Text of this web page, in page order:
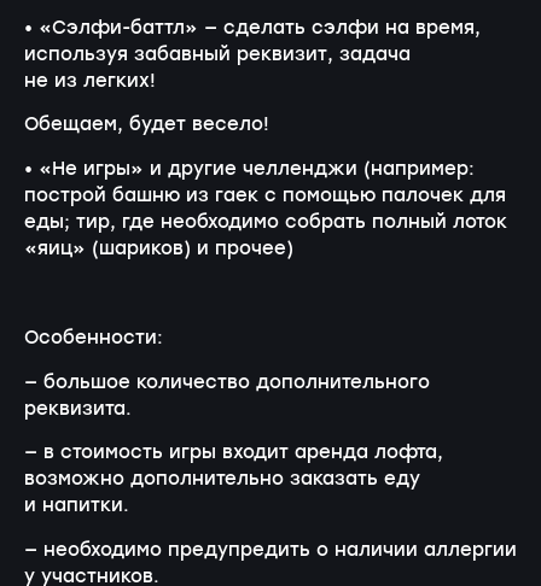
• «Сэлфи-баттл» — сделать сэлфи на время,
используя забавный реквизит, задача
не из легких!
Обещаем, будет весело!
• «Не игры» и другие челленджи (например:
построй башню из гаек с помощью палочек для
еды; тир, где необходимо собрать полный лоток
«яиц» (шариков) и прочее)
Особенности:
— большое количество дополнительного
реквизита.
— в стоимость игры входит аренда лофта,
возможно дополнительно заказать еду
и напитки.
— необходимо предупредить о наличии аллергии
у участников.